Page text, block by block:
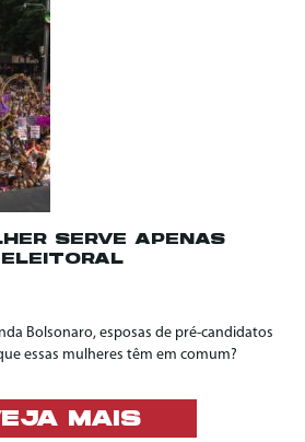
SERVE APENAS
Bolsonaro, esposas de pré-candidatos
essas mulheres têm em comum?
MAIS